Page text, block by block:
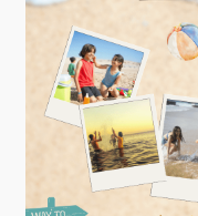
País
Acepto
recibir
correos